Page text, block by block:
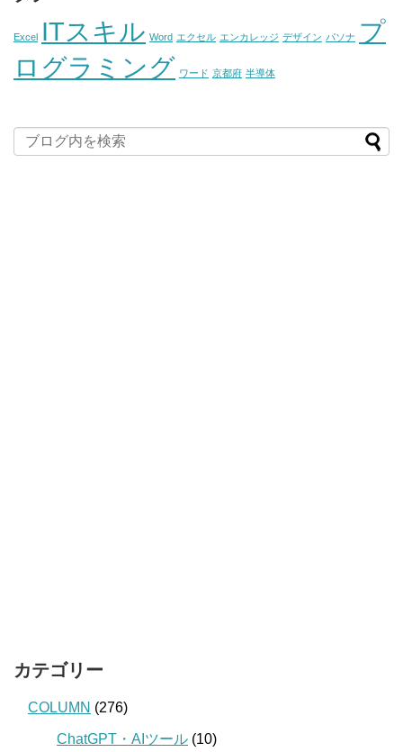
Excel ITスキル Word エクセル エンカレッジ デザイン パソナ プ
ログラミング ワード 京都府 半導体
カテゴリー
COLUMN (276)
ChatGPT・AIツール (10)